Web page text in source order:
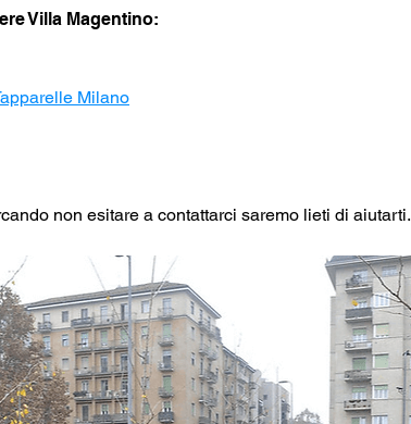
Villa Magentino:
Milano
non esitare a contattarci saremo lieti di aiutarti.